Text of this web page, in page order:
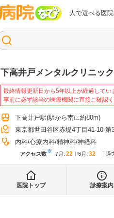
人で選べる医
病院なび
下高井戸メンタルクリニック
最終情報更新日から5年以上が経過してい
事前に必ず該当の医療機関に直接ご確認く
下高井戸駅(駅から南に約80m)
東京都世田谷区赤堤4丁目41-10 第
内科 心療内科 精神科 神経科
アクセス数※ 7月 : 22 6月 : 32 過
医院トップ 診療案内